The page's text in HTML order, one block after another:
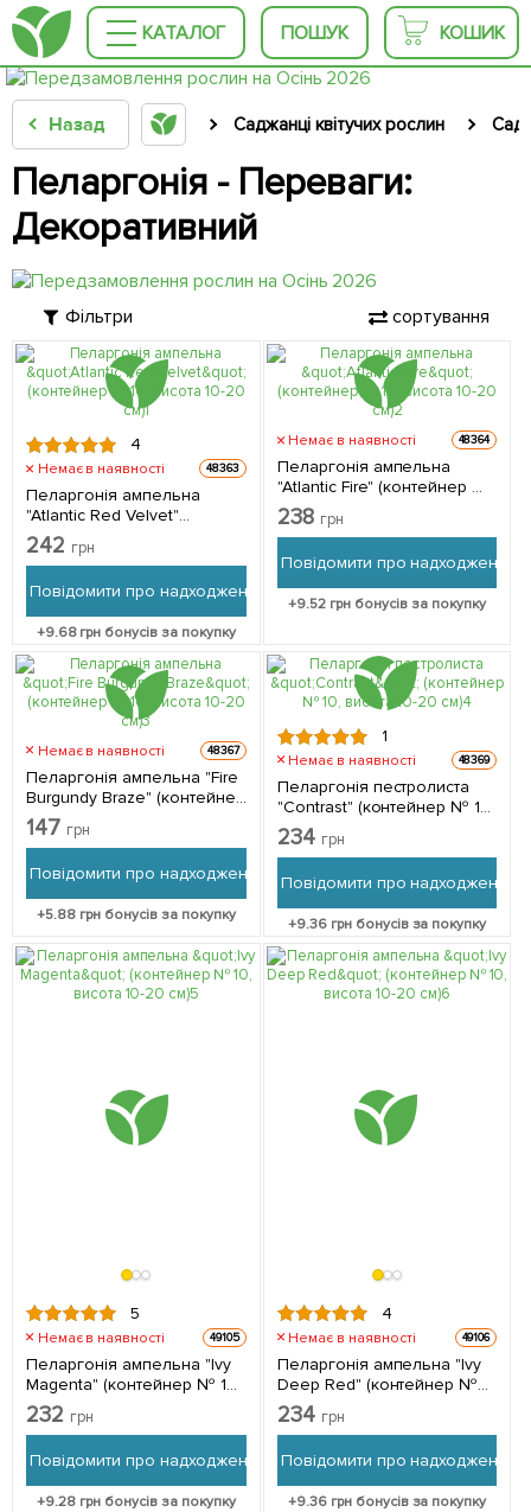
КАТАЛОГ ПОШУК КОШИК
Назад Саджанці квітучих рослин
Пеларгонія - Переваги:
Декоративний
Фільтри сортування
4
Немає в наявності 48363
Пеларгонія ампельна
"Atlantic Red Velvet"
(контейнер № 10, висота
10-20 см) 1 саджанець в
242 грн
Повідомити про надходження
+9.68грн бонусів за покупку
Немає в наявності 48364
Пеларгонія ампельна
"Atlantic Fire" (контейнер №
10, висота 10-20 см) 1
саджанець в упаковці
238 грн
Повідомити про надходження
+9.52 грн бонусів за покупку
Немає в наявності 48367
Пеларгонія ампельна "Fire
Burgundy Braze" (контейнер
№ 10, висота 10-20 см) 1
саджанець в упаковці
147 грн
Повідомити про надходження
+5.88 грн бонусів за покупку
1
Немає в наявності 48369
Пеларгонія пестролиста
"Contrast" (контейнер № 10,
висота 10-20 см) 1
саджанець в упаковці
234 грн
Повідомити про надходження
+9.36грн бонусів за покупку
5
Немає в наявності 49105
Пеларгонія ампельна "Ivy
Magenta" (контейнер № 10,
висота 10-20 см) 1
саджанець в упаковці
232 грн
Повідомити про надходження
+9.28 грн бонусів за покупку
4
Немає в наявності 49106
Пеларгонія ампельна "Ivy
Deep Red" (контейнер №
10, висота 10-20 см) 1
саджанець в упаковці
234 грн
Повідомити про надходження
+9.36грн бонусів за покупку